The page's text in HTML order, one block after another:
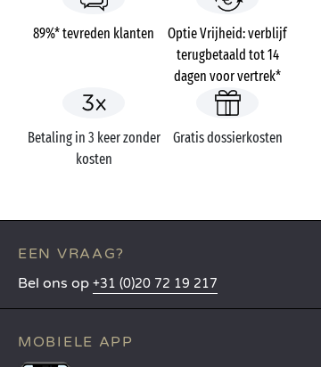
89%* tevreden klanten
Optie Vrijheid: verblijf
terugbetaald tot 14
dagen voor vertrek*
Betaling in 3 keer zonder
kosten
Gratis dossierkosten
EEN VRAAG?
Bel ons op +31 (0)20 72 19 217
MOBIELE APP